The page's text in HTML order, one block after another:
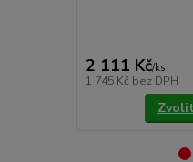
2 111 Kč/ks
1 745 Kč bez DPH